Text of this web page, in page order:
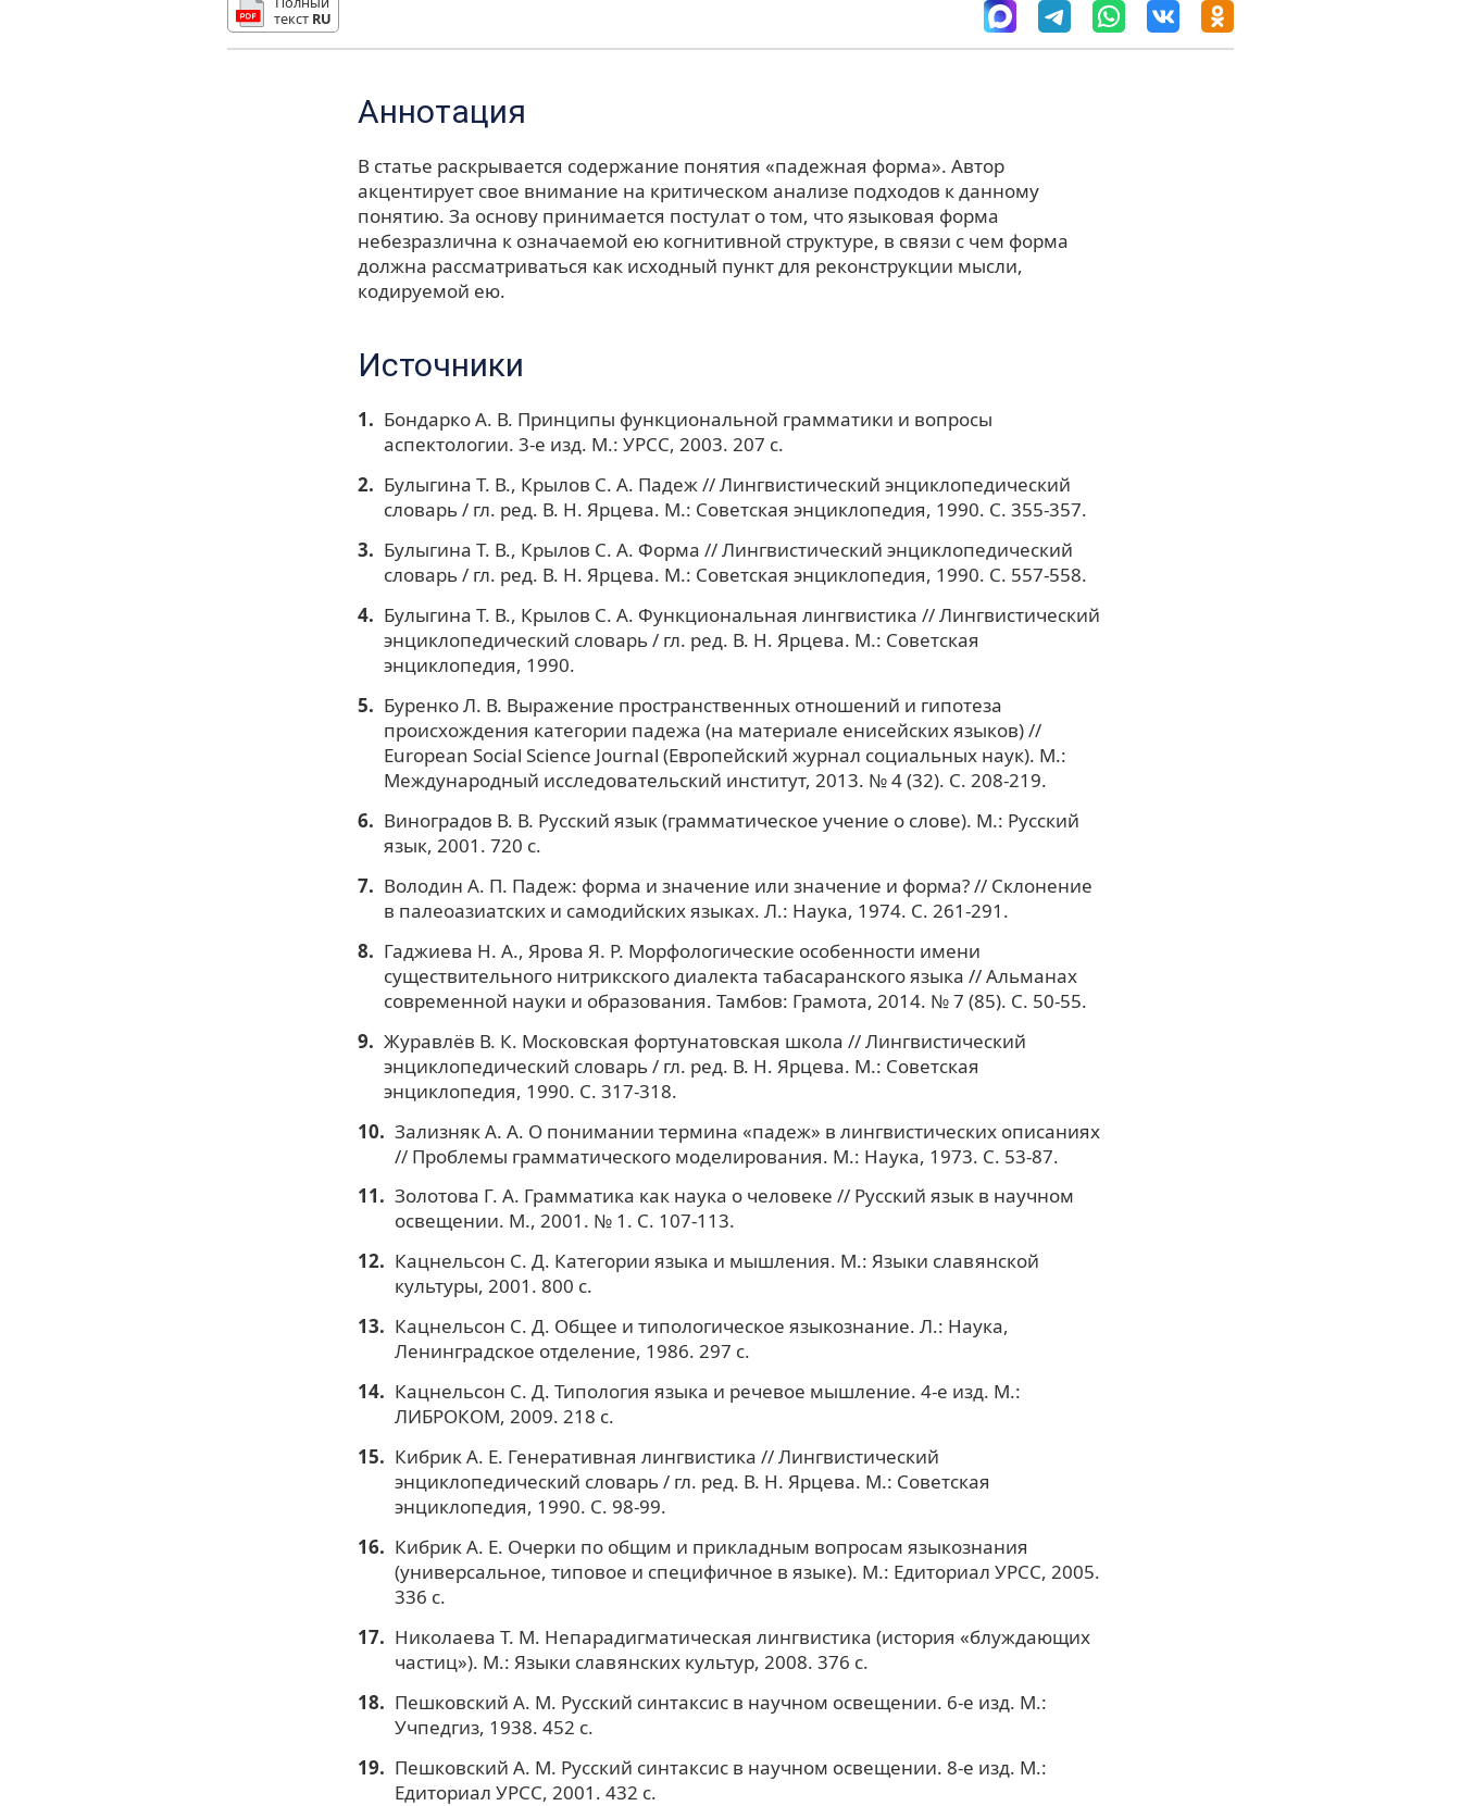
текст RU
Аннотация
В статье раскрывается содержание понятия «падежная форма». Автор
акцентирует свое внимание на критическом анализе подходов к данному
понятию. За основу принимается постулат о том, что языковая форма
небезразлична к означаемой ею когнитивной структуре, в связи с чем форма
должна рассматриваться как исходный пункт для реконструкции мысли,
кодируемой ею.
Источники
Бондарко А. В. Принципы функциональной грамматики и вопросы
аспектологии. 3-е изд. М.: УРСС, 2003. 207 с.
Булыгина Т. В., Крылов С. А. Падеж // Лингвистический энциклопедический
словарь / гл. ред. В. Н. Ярцева. М.: Советская энциклопедия, 1990. С. 355-357.
Булыгина Т. В., Крылов С. А. Форма // Лингвистический энциклопедический
словарь / гл. ред. В. Н. Ярцева. М.: Советская энциклопедия, 1990. С. 557-558.
Булыгина Т. В., Крылов С. А. Функциональная лингвистика // Лингвистический
энциклопедический словарь / гл. ред. В. Н. Ярцева. М.: Советская
энциклопедия, 1990.
Буренко Л. В. Выражение пространственных отношений и гипотеза
происхождения категории падежа (на материале енисейских языков) //
European Social Science Journal (Европейский журнал социальных наук). М.:
Международный исследовательский институт, 2013. № 4 (32). С. 208-219.
Виноградов В. В. Русский язык (грамматическое учение о слове). М.: Русский
язык, 2001. 720 с.
Володин А. П. Падеж: форма и значение или значение и форма? // Склонение
в палеоазиатских и самодийских языках. Л.: Наука, 1974. С. 261-291.
Гаджиева Н. А., Ярова Я. Р. Морфологические особенности имени
существительного нитрикского диалекта табасаранского языка // Альманах
современной науки и образования. Тамбов: Грамота, 2014. № 7 (85). С. 50-55.
Журавлёв В. К. Московская фортунатовская школа // Лингвистический
энциклопедический словарь / гл. ред. В. Н. Ярцева. М.: Советская
энциклопедия, 1990. С. 317-318.
Зализняк А. А. О понимании термина «падеж» в лингвистических описаниях
// Проблемы грамматического моделирования. М.: Наука, 1973. С. 53-87.
Золотова Г. А. Грамматика как наука о человеке // Русский язык в научном
освещении. М., 2001. № 1. С. 107-113.
Кацнельсон С. Д. Категории языка и мышления. М.: Языки славянской
культуры, 2001. 800 с.
Кацнельсон С. Д. Общее и типологическое языкознание. Л.: Наука,
Ленинградское отделение, 1986. 297 с.
Кацнельсон С. Д. Типология языка и речевое мышление. 4-е изд. М.:
ЛИБРОКОМ, 2009. 218 с.
Кибрик А. Е. Генеративная лингвистика // Лингвистический
энциклопедический словарь / гл. ред. В. Н. Ярцева. М.: Советская
энциклопедия, 1990. С. 98-99.
Кибрик А. Е. Очерки по общим и прикладным вопросам языкознания
(универсальное, типовое и специфичное в языке). М.: Едиториал УРСС, 2005.
336 с.
Николаева Т. М. Непарадигматическая лингвистика (история «блуждающих
частиц»). М.: Языки славянских культур, 2008. 376 с.
Пешковский А. М. Русский синтаксис в научном освещении. 6-е изд. М.:
Учпедгиз, 1938. 452 с.
Пешковский А. М. Русский синтаксис в научном освещении. 8-е изд. М.:
Едиториал УРСС, 2001. 432 с.